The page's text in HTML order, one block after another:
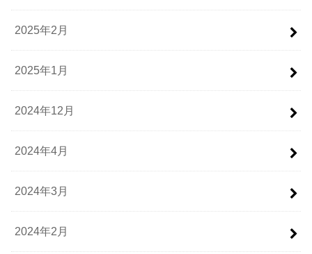
2025年2月
2025年1月
2024年12月
2024年4月
2024年3月
2024年2月